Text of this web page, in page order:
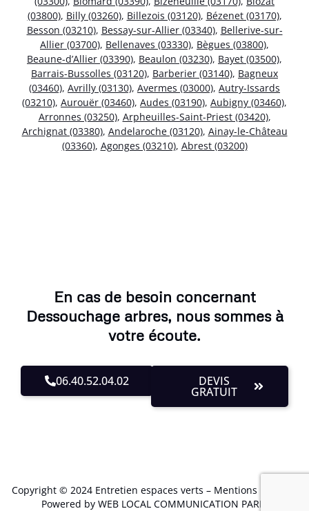
(03800), Billy (03260), Billezois (03120), Bézenet (03170),
Besson (03210), Bessay-sur-Allier (03340), Bellerive-sur-
Allier (03700), Bellenaves (03330), Bègues (03800),
Beaune-d’Allier (03390), Beaulon (03230), Bayet (03500),
Barrais-Bussolles (03120), Barberier (03140), Bagneux
(03460), Avrilly (03130), Avermes (03000), Autry-Issards
(03210), Aurouër (03460), Audes (03190), Aubigny (03460),
Arronnes (03250), Arpheuilles-Saint-Priest (03420),
Archignat (03380), Andelaroche (03120), Ainay-le-Château
(03360), Agonges (03210), Abrest (03200)
En cas de besoin concernant
Dessouchage arbres, nous sommes à
votre écoute.
06.40.52.04.02 DEVIS
GRATUIT
Copyright © 2024 Entretien espaces verts – Mentions Légales
Powered by WEB LOCAL COMMUNICATION PARIS